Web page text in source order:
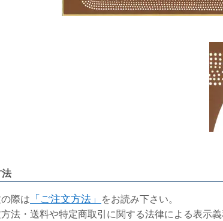
法
際は 「ご注文方法」 をお読み下さい。
方法・送料や特定商取引に関する法律による表示義